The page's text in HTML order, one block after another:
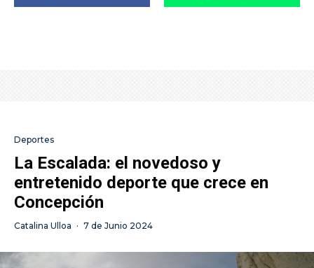
Deportes
La Escalada: el novedoso y
entretenido deporte que crece en
Concepción
Catalina Ulloa · 7 de Junio 2024